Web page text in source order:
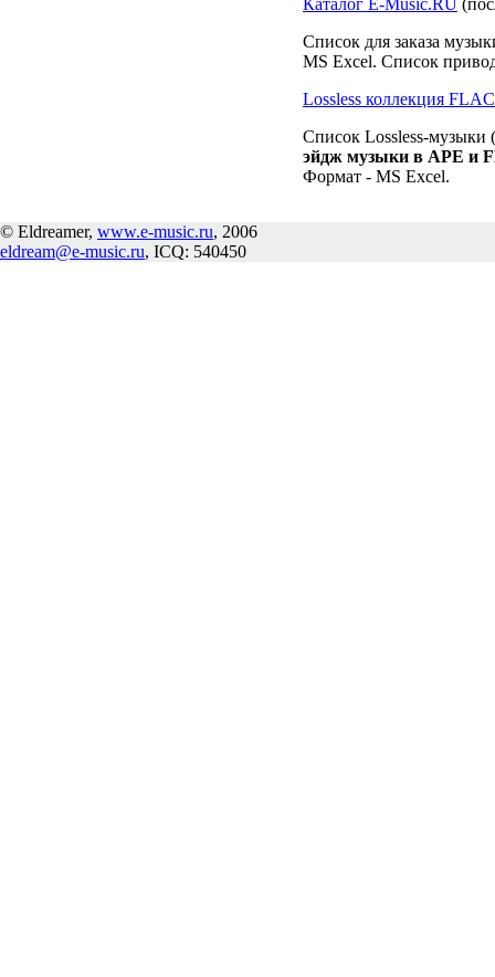
Каталог E-Music.RU
Список для заказа
MS Excel. Список
Lossless коллекция
Список Lossless-музыки
эйдж музыки в APE и
Формат - MS Excel.
© Eldreamer, www.e-music.ru, 2006
eldream@e-music.ru, ICQ: 540450